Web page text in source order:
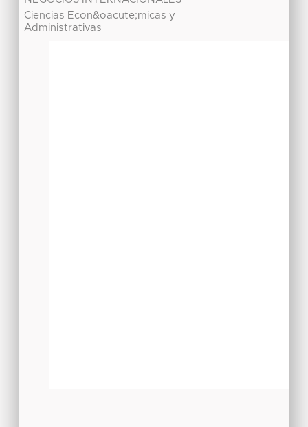
Ciencias Econ&oacute;micas y
Administrativas